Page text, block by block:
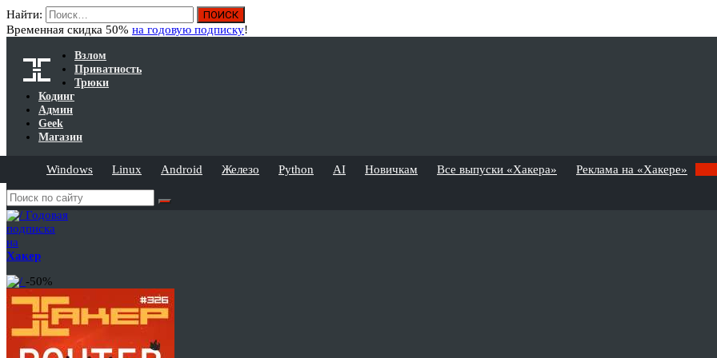
Найти:
Временная скидка 50% на годовую подписку!
Взлом
Приватность
Трюки
Кодинг
Админ
Geek
Магазин
Windows Linux Android Железо Python AI Новичкам Все выпуски «Хакера» Реклама на «Хакере»
Годовая
подписка
на
Хакер
-50%